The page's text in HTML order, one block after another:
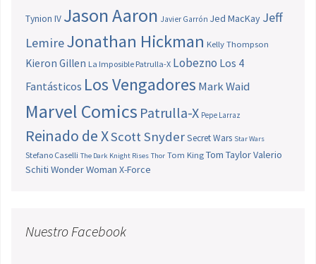
Tynion IV Jason Aaron Javier Garrón Jed MacKay Jeff
LemireJonathan Hickman Kelly Thompson
Kieron Gillen La Imposible Patrulla-X Lobezno Los 4
Fantásticos Los Vengadores Mark Waid
Marvel Comics Patrulla-X Pepe Larraz
Reinado de XScott SnyderSecret Wars Star Wars
Stefano Caselli The Dark Knight Rises Thor Tom King Tom TaylorValerio
Schiti Wonder Woman X-Force
Nuestro Facebook